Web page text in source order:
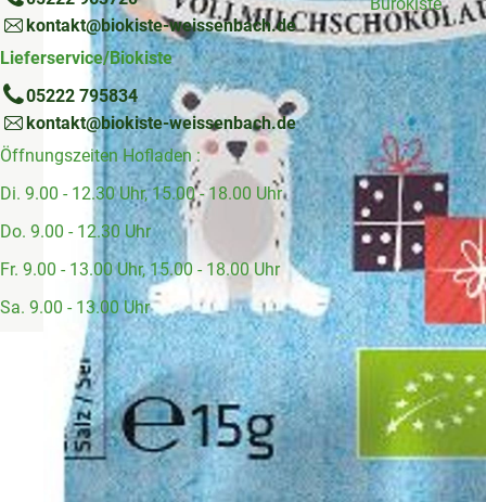
kontakt@biokiste-weissenbach.de
Lieferservice/Biokiste
05222 795834
kontakt@biokiste-weissenbach.de
Öffnungszeiten Hofladen :
Di. 9.00 - 12.30 Uhr, 15.00 - 18.00 Uhr
Do. 9.00 - 12.30 Uhr
Fr. 9.00 - 13.00 Uhr, 15.00 - 18.00 Uhr
Sa. 9.00 - 13.00 Uhr
Bürokiste